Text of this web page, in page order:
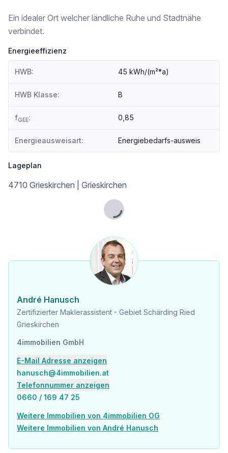
Garten
1 Schlafzimmer
2 Kinderzimmer
Die lichtdurchflutete Wohneinheit befindet sich in einem charmanten 3er Reihenhaus am Südhang, das nicht nur durch seine Lage begeistert, sondern auch durch einen außergewöhnlichen Grundriss. Mit einem großzügigen offenen Wohnbereich ist der Mittelpunkt Ihres neuen Zuhauses geschaffen. Der Wohnbereich bietet direkten Zugang zu Ihrer eigenen Terrasse und dem Garten, ideal für entspannte Stunden im Freien oder gesellige Abende mit Freunden und Familie.
Das Reihenhaus verfügt über ein geräumiges Schlafzimmer sowie zwei kinderfreundliche Zimmer, die ausreichend Platz für die ganze Familie bieten.
Praktische Details wie ein Abstellraum, ein modernes Badezimmer und ein separates WC runden das Angebot ab und sorgen dafür, dass Sie sich in diesem Zuhause wohlfühlen können.
Wir weisen darauf hin, dass zwischen dem Vermittler und dem zu vermittelnden Dritten ein familiäres oder wirtschaftliches Naheverhältnis besteht.
Der Vermittler ist als Doppelmakler tätig.
Ein idealer Ort welcher ländliche Ruhe und Stadtnähe
verbindet.
Energieeffizienz
HWB: 45 kWh/(m²*a)
HWB Klasse: B
fGEE: 0,85
Energieausweisart: Energiebedarfs-ausweis
Lageplan
4710 Grieskirchen | Grieskirchen
Lade...
André Hanusch
Zertifizierter Maklerassistent - Gebiet Schärding Ried
Grieskirchen
4immobilien GmbH
E-Mail Adresse anzeigen
hanusch@4immobilien.at
Telefonnummer anzeigen
0660 / 169 47 25
Weitere Immobilien von 4immobilien OG
Weitere Immobilien von André Hanusch